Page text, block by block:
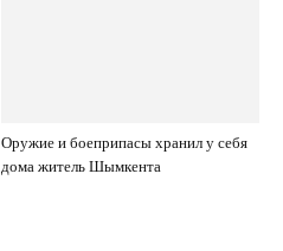
Оружие и боеприпасы хранил у себя
дома житель Шымкента